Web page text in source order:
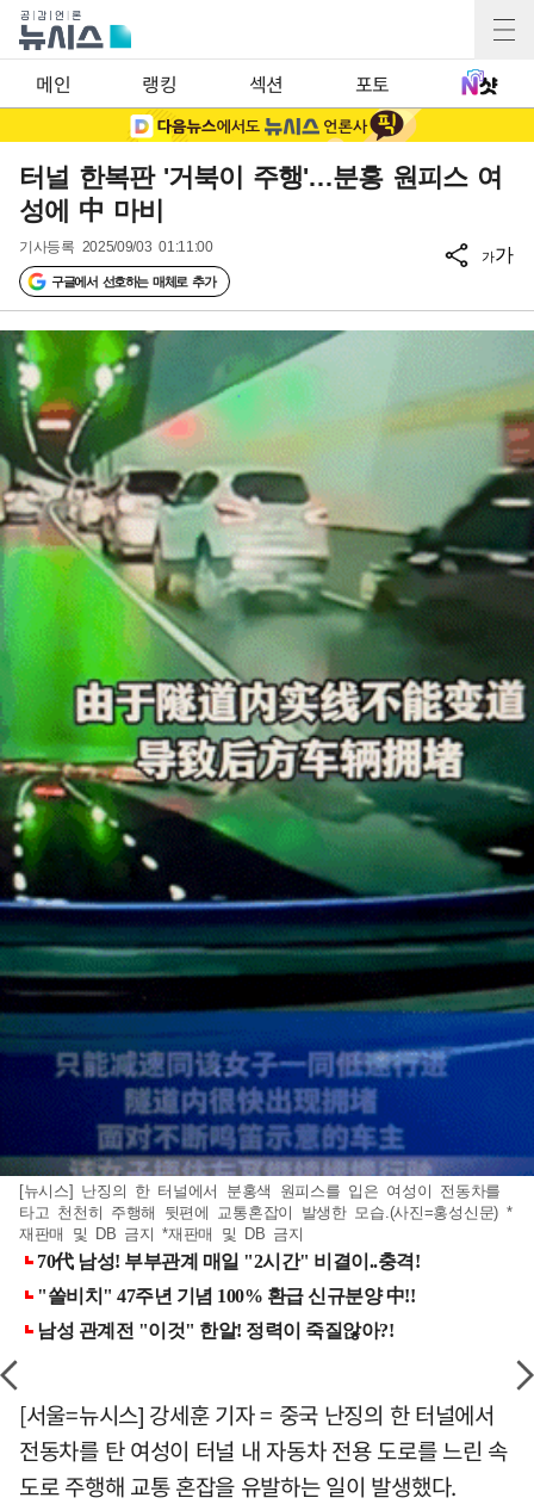
메인 랭킹 섹션 포토
터널 한복판 '거북이 주행'…분홍 원피스 여
성에 中 마비
기사등록 2025/09/03 01:11:00
구글에서 선호하는 매체로 추가
가가
[뉴시스] 난징의 한 터널에서 분홍색 원피스를 입은 여성이 전동차를
타고 천천히 주행해 뒷편에 교통혼잡이 발생한 모습.(사진=홍성신문) *
재판매 및 DB 금지 *재판매 및 DB 금지
[서울=뉴시스] 강세훈 기자 = 중국 난징의 한 터널에서
전동차를 탄 여성이 터널 내 자동차 전용 도로를 느린 속
도로 주행해 교통 혼잡을 유발하는 일이 발생했다.